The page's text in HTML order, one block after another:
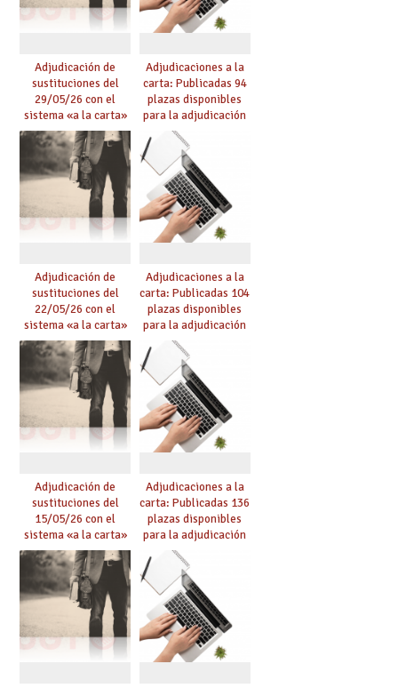
Adjudicación de
sustituciones del
29/05/26 con el
sistema «a la carta»
conseguido con el
Acuerdo de Mejoras
Adjudicaciones a la
carta: Publicadas 94
plazas disponibles
para la adjudicación
de mañana y abierto
plazo de solicitudes
Adjudicación de
sustituciones del
22/05/26 con el
sistema «a la carta»
conseguido con el
Acuerdo de Mejoras
Adjudicaciones a la
carta: Publicadas 104
plazas disponibles
para la adjudicación
de mañana y abierto
plazo de solicitudes
Adjudicación de
sustituciones del
15/05/26 con el
sistema «a la carta»
conseguido con el
Acuerdo de Mejoras
Adjudicaciones a la
carta: Publicadas 136
plazas disponibles
para la adjudicación
de mañana y abierto
plazo de solicitudes